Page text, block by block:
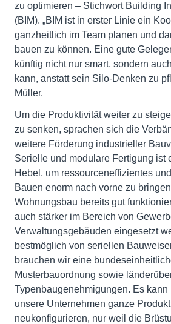
zu optimieren – Stichwort Building
(BIM). „BIM ist in erster Linie ein
ganzheitlich im Team planen und
bauen zu können. Eine gute
künftig nicht nur smart, sondern
kann, anstatt sein Silo-Denken zu
Müller.
Um die Produktivität weiter zu
zu senken, sprachen sich die
weitere Förderung industrieller
Serielle und modulare Fertigung ist
Hebel, um ressourceneffizientes
Bauen enorm nach vorne zu
Wohnungsbau bereits gut
auch stärker im Bereich von
Verwaltungsgebäuden eingesetzt
bestmöglich von seriellen
brauchen wir eine
Musterbauordnung sowie
Typenbaugenehmigungen. Es kann
unsere Unternehmen ganze
neukonfigurieren, nur weil die